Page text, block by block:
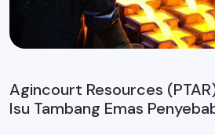
Agincourt Resources
Isu Tambang Emas